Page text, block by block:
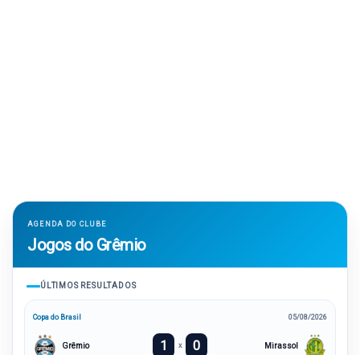
AGENDA DO CLUBE
Jogos do Grêmio
ÚLTIMOS RESULTADOS
Copa do Brasil 05/08/2026
Grêmio 1 x 0 Mirassol